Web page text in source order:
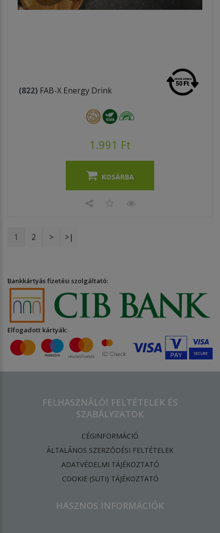
(822) FAB-X Energy Drink
1.991 Ft
KOSÁRBA
1 2 > >|
Bankkártyás fizetési szolgáltató:
Elfogadott kártyák:
FELHASZNÁLÓI FELTÉTELEK ÉS
SZABÁLYZATOK
CÉGINFORMÁCIÓ
ÁLTALÁNOS SZERZŐDÉSI FELTÉTELEK
ADATVÉDELMI TÁJÉKOZTATÓ
​COOKIE (SÜTI) TÁJÉKOZTATÓ
HASZNOS INFORMÁCIÓK